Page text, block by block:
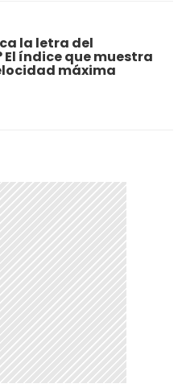
la letra del
índice que muestra
máxima